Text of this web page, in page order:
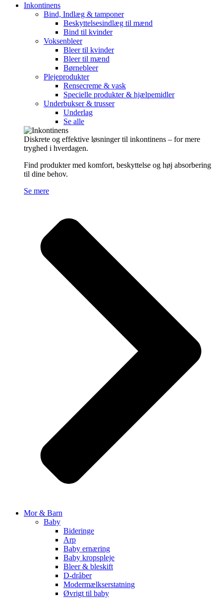
Inkontinens
Bind, Indlæg & tamponer
Beskyttelsesindlæg til mænd
Bind til kvinder
Voksenbleer
Bleer til kvinder
Bleer til mænd
Børnebleer
Plejeprodukter
Rensecreme & vask
Specielle produkter & hjælpemidler
Underbukser & trusser
Underlag
Se alle
Diskrete og effektive løsninger til inkontinens – for mere
tryghed i hverdagen.
Find produkter med komfort, beskyttelse og høj absorbering
til dine behov.
Se mere
Mor & Barn
Baby
Bideringe
Arp
Baby ernæring
Baby kropspleje
Bleer & bleskift
D-dråber
Modermælkserstatning
Øvrigt til baby